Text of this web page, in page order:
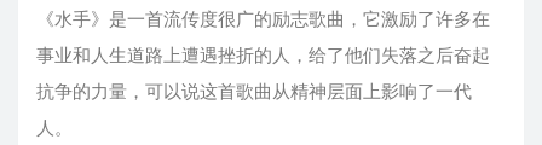
《水手》是一首流传度很广的励志歌曲，它激励了许多在
事业和人生道路上遭遇挫折的人，给了他们失落之后奋起
抗争的力量，可以说这首歌曲从精神层面上影响了一代
人。